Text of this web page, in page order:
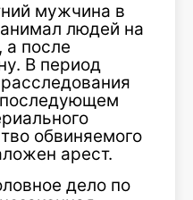
мужчина в
людей на
а после
В период
обвиняемого
арест.
дело по